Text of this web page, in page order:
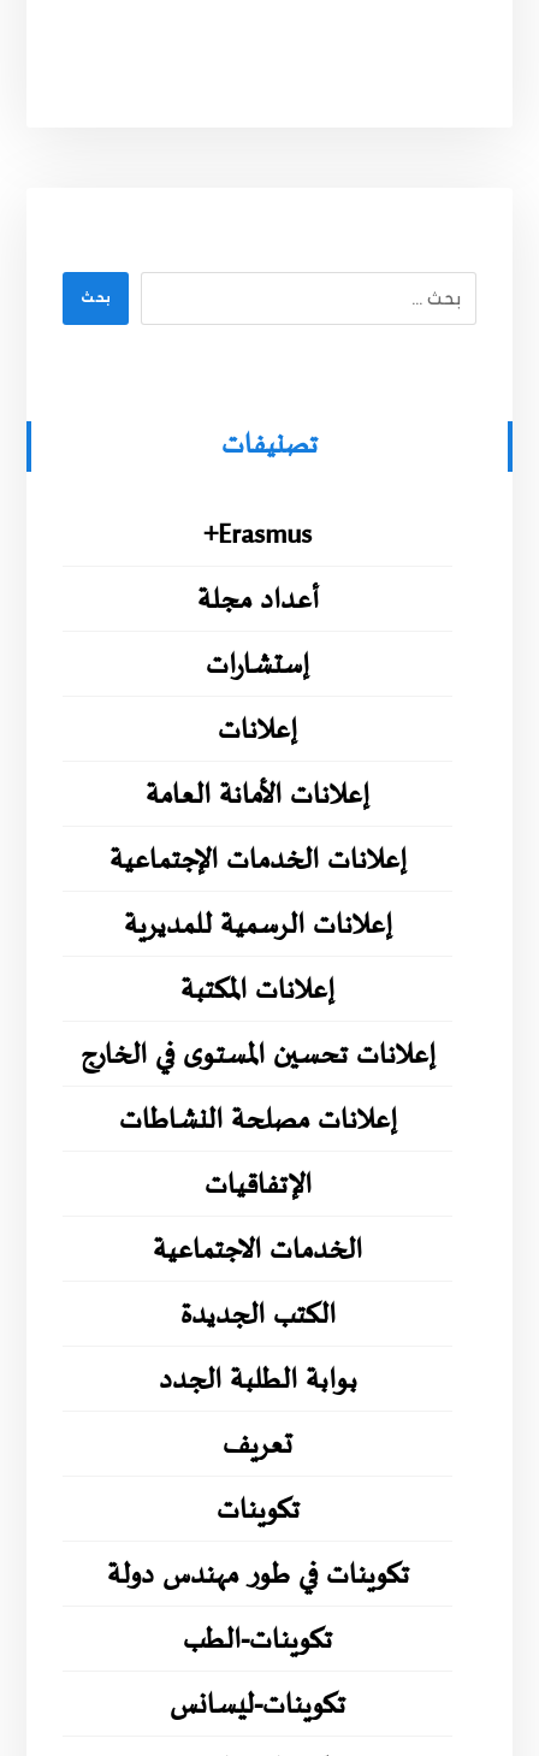
بحث
تصنيفات
Erasmus+
أعداد مجلة
إستشارات
إعلانات
إعلانات الأمانة العامة
إعلانات الخدمات الإجتماعية
إعلانات الرسمية للمديرية
إعلانات المكتبة
إعلانات تحسين المستوى في الخارج
إعلانات مصلحة النشاطات
الإتفاقيات
الخدمات الاجتماعية
الكتب الجديدة
بوابة الطلبة الجدد
تعريف
تكوينات
تكوينات في طور مهندس دولة
تكوينات-الطب
تكوينات-ليسانس